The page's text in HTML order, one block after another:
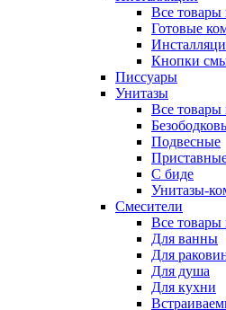
Все товары
Готовые
Кнопки
Писсуары
Унитазы
Все товары
Подвесные
С биде
Унитазы-
Смесители
Все товары
Для ванны
Для
Для душа
Для кухни